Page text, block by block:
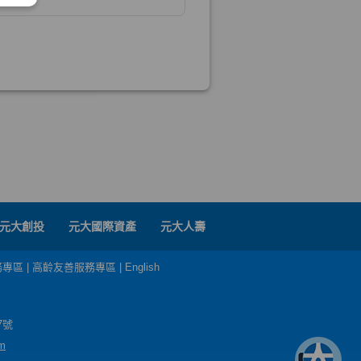
元大創投 元大國際資產 元大人壽
區 高齡友善服務專區 English
號